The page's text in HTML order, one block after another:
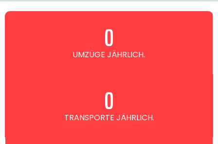
UMZÜGE JÄHRLICH.
0
TRANSPORTE JÄHRLICH.
0